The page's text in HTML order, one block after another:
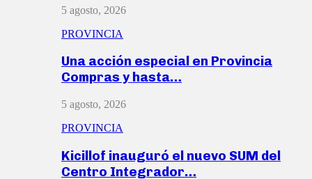
5 agosto, 2026
PROVINCIA
Una acción especial en Provincia
Compras y hasta…
5 agosto, 2026
PROVINCIA
Kicillof inauguró el nuevo SUM del
Centro Integrador…